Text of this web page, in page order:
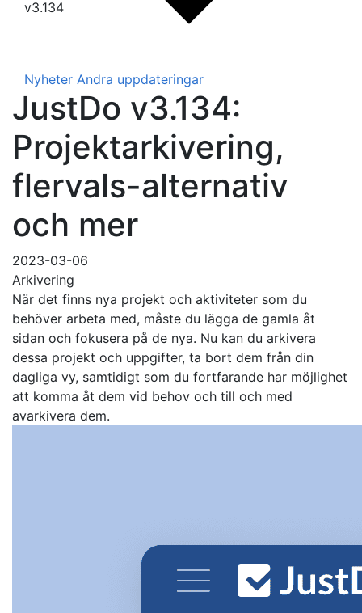
v3.134
Nyheter Andra uppdateringar
JustDo v3.134:
Projektarkivering,
flervals-alternativ
och mer
2023-03-06
Arkivering
När det finns nya projekt och aktiviteter som du
behöver arbeta med, måste du lägga de gamla åt
sidan och fokusera på de nya. Nu kan du arkivera
dessa projekt och uppgifter, ta bort dem från din
dagliga vy, samtidigt som du fortfarande har möjlighet
att komma åt dem vid behov och till och med
avarkivera dem.